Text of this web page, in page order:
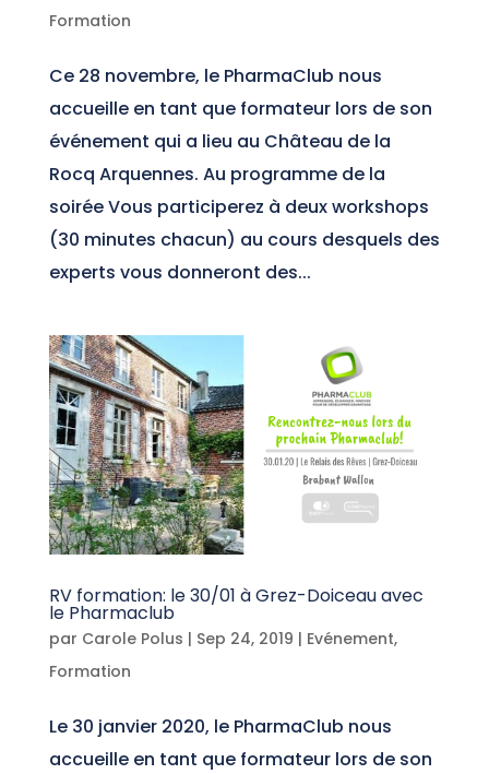
Formation
Ce 28 novembre, le PharmaClub nous
accueille en tant que formateur lors de son
événement qui a lieu au Château de la
Rocq Arquennes. Au programme de la
soirée Vous participerez à deux workshops
(30 minutes chacun) au cours desquels des
experts vous donneront des...
RV formation: le 30/01 à Grez-Doiceau avec
le Pharmaclub
par Carole Polus | Sep 24, 2019 | Evénement,
Formation
Le 30 janvier 2020, le PharmaClub nous
accueille en tant que formateur lors de son